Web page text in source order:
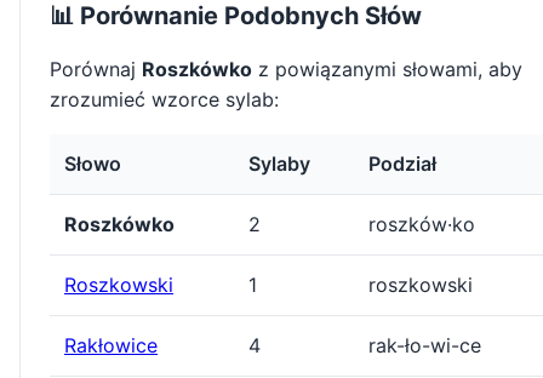
📊 Porównanie Podobnych Słów
Porównaj Roszkówko z powiązanymi słowami, aby
zrozumieć wzorce sylab:
Słowo Sylaby Podział
Roszkówko 2 roszków·ko
Roszkowski 1 roszkowski
Rakłowice 4 rak-ło-wi-ce